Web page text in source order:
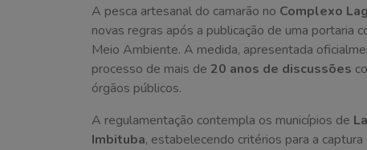
A pesca artesanal do camarão no Complexo
novas regras após a publicação de uma portaria
Meio Ambiente. A medida, apresentada
processo de mais de 20 anos de discussões
órgãos públicos.
A regulamentação contempla os municípios de
Imbituba, estabelecendo critérios para a